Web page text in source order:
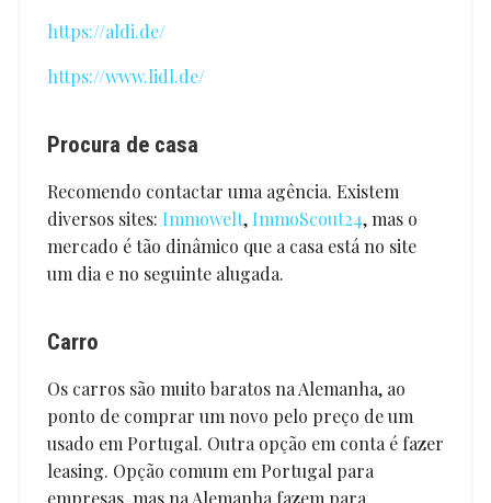
https://aldi.de/
https://www.lidl.de/
Procura de casa
Recomendo contactar uma agência. Existem
diversos sites: Immowelt, ImmoScout24, mas o
mercado é tão dinâmico que a casa está no site
um dia e no seguinte alugada.
Carro
Os carros são muito baratos na Alemanha, ao
ponto de comprar um novo pelo preço de um
usado em Portugal. Outra opção em conta é fazer
leasing. Opção comum em Portugal para